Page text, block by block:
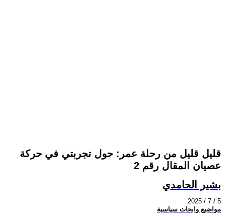
قليل قليل من رحلة عمر: حول تجربتي في حركة
عصيان المقال رقم 2
بشير الحامدي
2025 / 7 / 5
مواضيع وابحاث سياسية